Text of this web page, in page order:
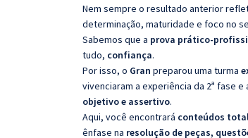
Nem sempre o resultado anterior
determinação, maturidade e foco no
Sabemos que a prova prático-
tudo, confiança.
Por isso, o Gran preparou uma turma
vivenciaram a experiência da 2ª fase
objetivo e assertivo.
Aqui, você encontrará conteúdos
ênfase na resolução de peças,